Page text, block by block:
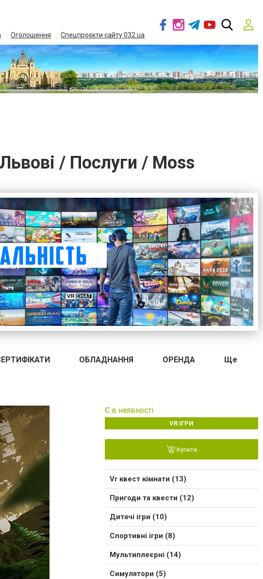
Оголошення Спецпроєкти сайту 032.ua
/ Послуги / Moss
ОБЛАДНАННЯ ОРЕНДА Ще
Є в наявності
VR ІГРИ
Купити
Vr квест кімнати (13)
Пригоди та квести (12)
Дитячі ігри (10)
Спортивні ігри (8)
Мультиплеєрні (14)
Симулятори (5)